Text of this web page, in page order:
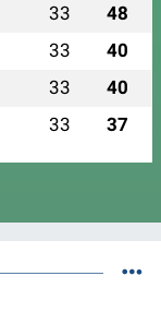
33 48
33 40
33 40
33 37